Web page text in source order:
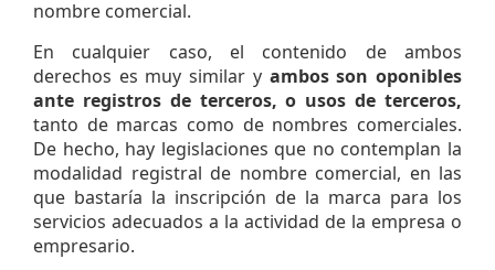
nombre comercial.
En cualquier caso, el contenido de ambos
derechos es muy similar y ambos son oponibles
ante registros de terceros, o usos de terceros,
tanto de marcas como de nombres comerciales.
De hecho, hay legislaciones que no contemplan la
modalidad registral de nombre comercial, en las
que bastaría la inscripción de la marca para los
servicios adecuados a la actividad de la empresa o
empresario.